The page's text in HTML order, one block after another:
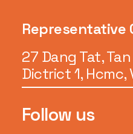
Representative
27 Dang Tat,
Dictrict 1, Hcmc,
Follow us